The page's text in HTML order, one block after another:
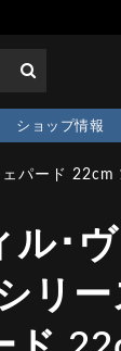
ショップ情報
パード 22cm
ル･
リ